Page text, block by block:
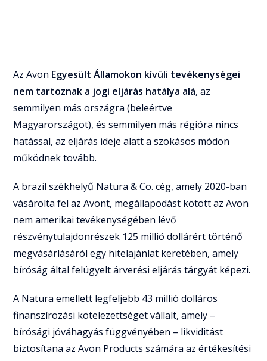
Az Avon Egyesült Államokon kívüli tevékenységei
nem tartoznak a jogi eljárás hatálya alá, az
semmilyen más országra (beleértve
Magyarországot), és semmilyen más régióra nincs
hatással, az eljárás ideje alatt a szokásos módon
működnek tovább.
A brazil székhelyű Natura & Co. cég, amely 2020-ban
vásárolta fel az Avont, megállapodást kötött az Avon
nem amerikai tevékenységében lévő
részvénytulajdonrészek 125 millió dollárért történő
megvásárlásáról egy hitelajánlat keretében, amely
bíróság által felügyelt árverési eljárás tárgyát képezi.
A Natura emellett legfeljebb 43 millió dolláros
finanszírozási kötelezettséget vállalt, amely –
bírósági jóváhagyás függvényében – likviditást
biztosítana az Avon Products számára az értékesítési